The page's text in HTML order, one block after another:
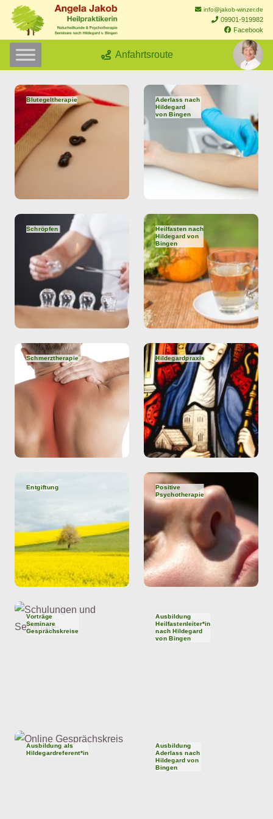
info@jakob-winzer.de
09901-919982
Facebook
Anfahrtsroute
Blutegeltherapie
Aderlass nach
Hildegard
von Bingen
Schröpfen
Heilfasten nach
Hildegard von
Bingen
Schmerztherapie Hildegardpraxis
Entgiftung
Positive
Psychotherapie
Vorträge
Seminare
Gesprächskreise
Ausbildung
Heilfastenleiter*in
nach Hildegard
von Bingen
Ausbildung als
Hildegardreferent*in
Ausbildung
Aderlass nach
Hildegard von
Bingen